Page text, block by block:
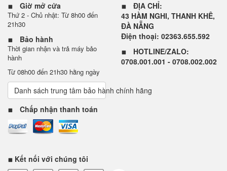
Giờ mở cửa
Thứ 2 - Chủ nhật: Từ 8h00 đến
21h30
Bảo hành
Thời gian nhận và trả máy bảo
hành
Từ 08h00 đến 21h30 hằng ngày
Danh sách trung tâm bảo hành chính hãng
Chấp nhận thanh toán
ĐỊA CHỈ:
43 HÀM NGHI, THANH KHÊ,
ĐÀ NẴNG
Điện thoại: 02363.655.592
HOTLINE/ZALO:
0708.001.001 - 0708.002.002
Kết nối với chúng tôi